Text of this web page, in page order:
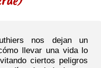
nos dejan un
llevar una vida lo
ciertos peligros